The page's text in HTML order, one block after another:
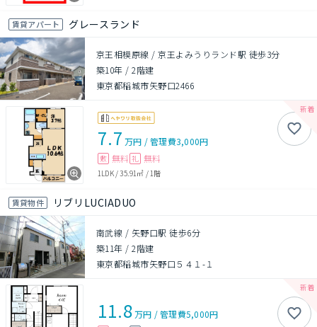
賃貸アパート グレースランド
京王相模原線 / 京王よみうりランド駅 徒歩3分
築10年 /2階建
東京都稲城市矢野口2466
7.7 万円 /管理費3,000円
敷 無料 礼 無料
1LDK/35.91㎡ /1階
賃貸物件 リブリLUCIADUO
南武線 / 矢野口駅 徒歩6分
築11年 /2階建
東京都稲城市矢野口５４１-１
11.8万円 /管理費5,000円